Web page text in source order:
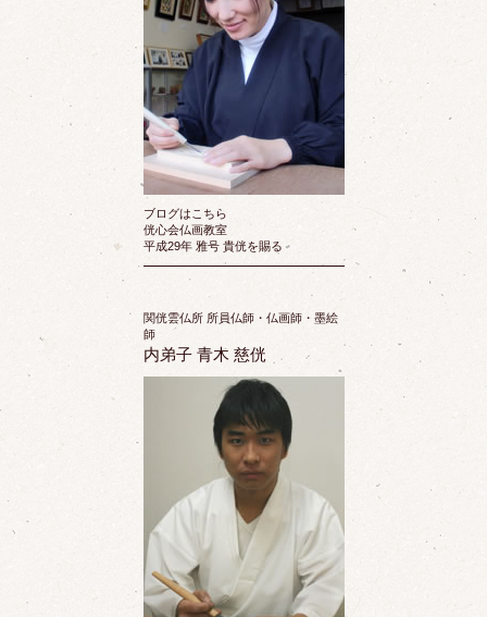
ブログはこちら
侊心会仏画教室
平成29年 雅号 貴侊を賜る
関侊雲仏所 所員仏師・仏画師・墨絵
師
内弟子 青木 慈侊